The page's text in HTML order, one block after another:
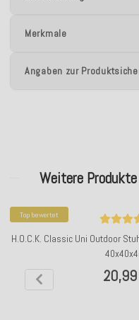
Merkmale
Angaben zur
Weitere
Top bewertet
H.O.C.K. Classic Uni Outdoor